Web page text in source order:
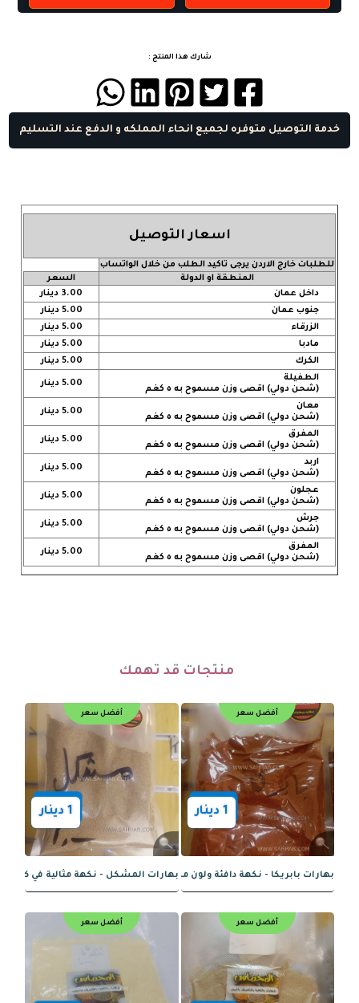
شارك هذا المنتج :
خدمة التوصيل متوفره لجميع انحاء المملكه و الدفع عند التسليم
اسعار التوصيل
للطلبات خارج الاردن يرجى تاكيد الطلب من خلال الواتساب
المنطقة او الدولة
السعر
داخل عمان
3.00 دينار
جنوب عمان
5.00 دينار
الزرقاء
5.00 دينار
مادبا
5.00 دينار
الكرك
5.00 دينار
الطفيلة
(شحن دولي) اقصى وزن مسموح به ٥ كغم
5.00 دينار
معان
(شحن دولي) اقصى وزن مسموح به ٥ كغم
5.00 دينار
المفرق
(شحن دولي) اقصى وزن مسموح به ٥ كغم
5.00 دينار
اربد
(شحن دولي) اقصى وزن مسموح به ٥ كغم
5.00 دينار
عجلون
(شحن دولي) اقصى وزن مسموح به ٥ كغم
5.00 دينار
جرش
(شحن دولي) اقصى وزن مسموح به ٥ كغم
5.00 دينار
المفرق
(شحن دولي) اقصى وزن مسموح به ٥ كغم
5.00 دينار
منتجات قد تهمك